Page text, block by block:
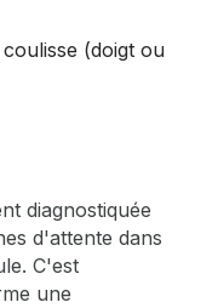
(doigt ou
diagnostiquée
d'attente dans
C'est
une